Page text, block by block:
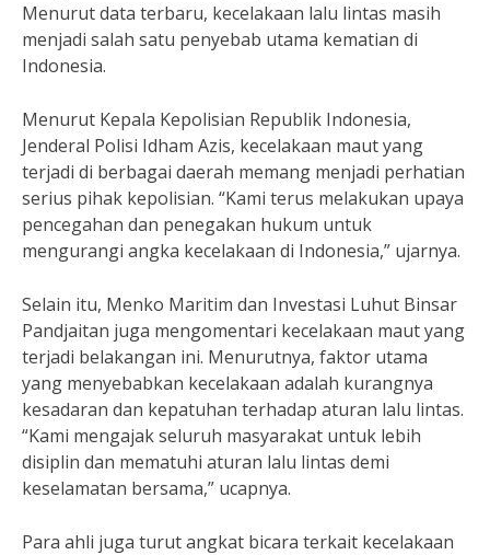
Menurut data terbaru, kecelakaan lalu lintas masih
menjadi salah satu penyebab utama kematian di
Indonesia.
Menurut Kepala Kepolisian Republik Indonesia,
Jenderal Polisi Idham Azis, kecelakaan maut yang
terjadi di berbagai daerah memang menjadi perhatian
serius pihak kepolisian. “Kami terus melakukan upaya
pencegahan dan penegakan hukum untuk
mengurangi angka kecelakaan di Indonesia,” ujarnya.
Selain itu, Menko Maritim dan Investasi Luhut Binsar
Pandjaitan juga mengomentari kecelakaan maut yang
terjadi belakangan ini. Menurutnya, faktor utama
yang menyebabkan kecelakaan adalah kurangnya
kesadaran dan kepatuhan terhadap aturan lalu lintas.
“Kami mengajak seluruh masyarakat untuk lebih
disiplin dan mematuhi aturan lalu lintas demi
keselamatan bersama,” ucapnya.
Para ahli juga turut angkat bicara terkait kecelakaan